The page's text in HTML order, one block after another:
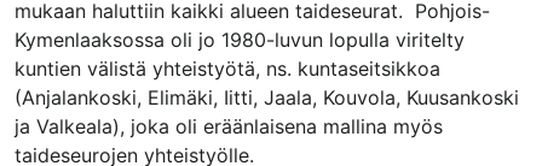
mukaan haluttiin kaikki alueen taideseurat. Pohjois-
Kymenlaaksossa oli jo 1980-luvun lopulla viritelty
kuntien välistä yhteistyötä, ns. kuntaseitsikkoa
(Anjalankoski, Elimäki, Iitti, Jaala, Kouvola, Kuusankoski
ja Valkeala), joka oli eräänlaisena mallina myös
taideseurojen yhteistyölle.